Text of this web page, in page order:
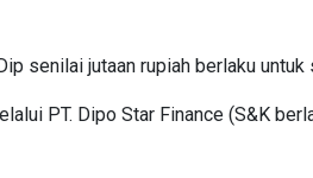
senilai jutaan rupiah berlaku
PT. Dipo Star Finance (S&K